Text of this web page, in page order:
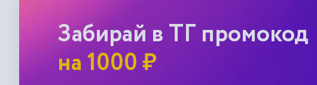
Забирай в ТГ промокод
на 1000 ₽